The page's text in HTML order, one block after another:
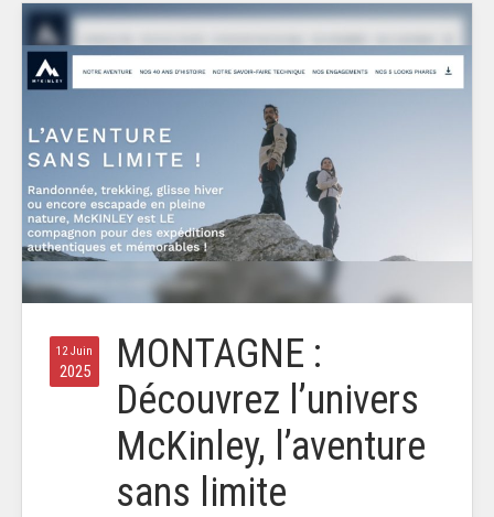
12 Juin
2025
MONTAGNE :
Découvrez l’univers
McKinley, l’aventure
sans limite